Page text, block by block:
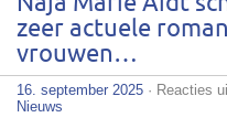
zeer actuele
vrouwen…
16. september 2025 · Reacties
Nieuws